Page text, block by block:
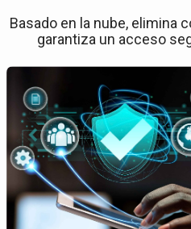
Basado en la nube, elimina
garantiza un acceso